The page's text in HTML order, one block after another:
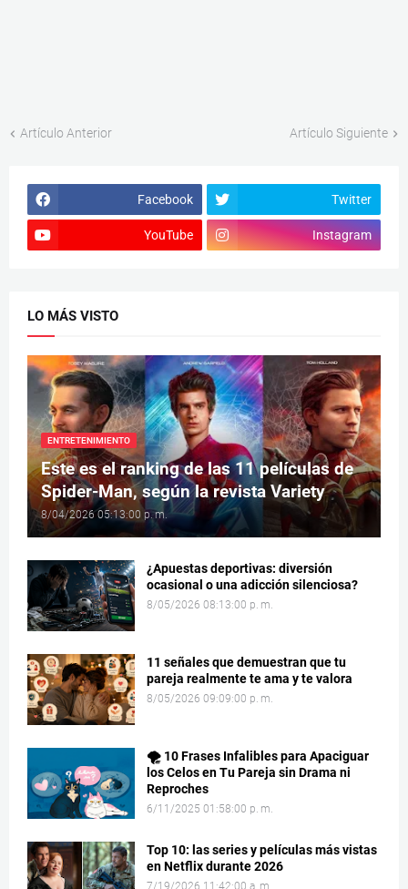
Artículo Anterior Artículo Siguiente
Facebook Twitter
YouTube Instagram
LO MÁS VISTO
ENTRETENIMIENTO
Este es el ranking de las 11 películas de
Spider-Man, según la revista Variety
8/04/2026 05:13:00 p. m.
¿Apuestas deportivas: diversión
ocasional o una adicción silenciosa?
8/05/2026 08:13:00 p. m.
11 señales que demuestran que tu
pareja realmente te ama y te valora
8/05/2026 09:09:00 p. m.
🌪️ 10 Frases Infalibles para Apaciguar
los Celos en Tu Pareja sin Drama ni
Reproches
6/11/2025 01:58:00 p. m.
Top 10: las series y películas más vistas
en Netflix durante 2026